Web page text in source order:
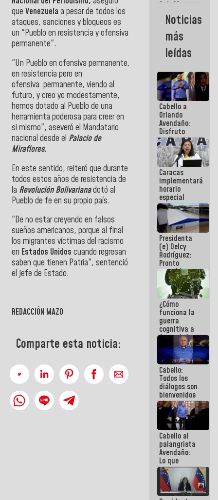
que Venezuela a pesar de todos los
ataques, sanciones y bloqueos es
un "Pueblo en resistencia y ofensiva
permanente".
"Un Pueblo en ofensiva permanente,
en resistencia pero en
ofensiva permanente, viendo al
futuro, y creo yo modestamente,
hemos dotado al Pueblo de una
herramienta poderosa para creer en
si mismo", aseveró el Mandatario
nacional desde el Palacio de
Miraflores.
En este sentido, reiteró que durante
todos estos años de resistencia de
la Revolución Bolivarianadotó al
Pueblo de fe en su propio país.
"De no estar creyendo en falsos
sueños americanos, porque al final
los migrantes víctimas del racismo
en Estados Unidos cuando regresan
saben que tienen Patria", sentenció
el jefe de Estado.
REDACCIÓN MAZO
Comparte esta noticia:
Sub 20
campeona
frente
México Sub
23 en los
Centroamericanos
Noticias
más
leídas
Cabello a
Orlando
Avendaño:
Disfruto
cada vez
que escribes
porque lo
que haces
es
embarrarla
Caracas
implementará
horario
especial
para
adaptarse
al plan de
ahorro
energético
Presidenta
(e) Delcy
Rodríguez:
Pronto
restableceremos
las
operaciones
en el
Aeropuerto
Internacional
de
Maiquetía
¿Cómo
funciona la
guerra
cognitiva a
favor de la
narrativa
hegemónica?
(1)
Cabello:
Todos los
diálogos son
bienvenidos
siempre que
estén en el
marco de la
Constitución
de la
República
Cabello al
palangrista
Avendaño:
Lo que
vayas a
escribir
hazlo hoy
por que no